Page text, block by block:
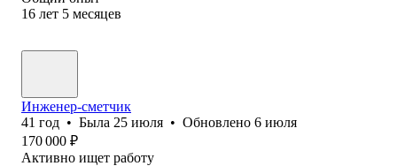
16 лет 5 месяцев
Инженер-сметчик
41 год • Была 25 июля • Обновлено 6 июля
170 000 ₽
Активно ищет работу